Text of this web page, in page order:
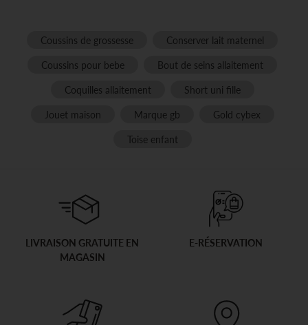
Coussins de grossesse
Conserver lait maternel
Coussins pour bebe
Bout de seins allaitement
Coquilles allaitement
Short uni fille
Jouet maison
Marque gb
Gold cybex
Toise enfant
LIVRAISON GRATUITE EN
MAGASIN
E-RÉSERVATION